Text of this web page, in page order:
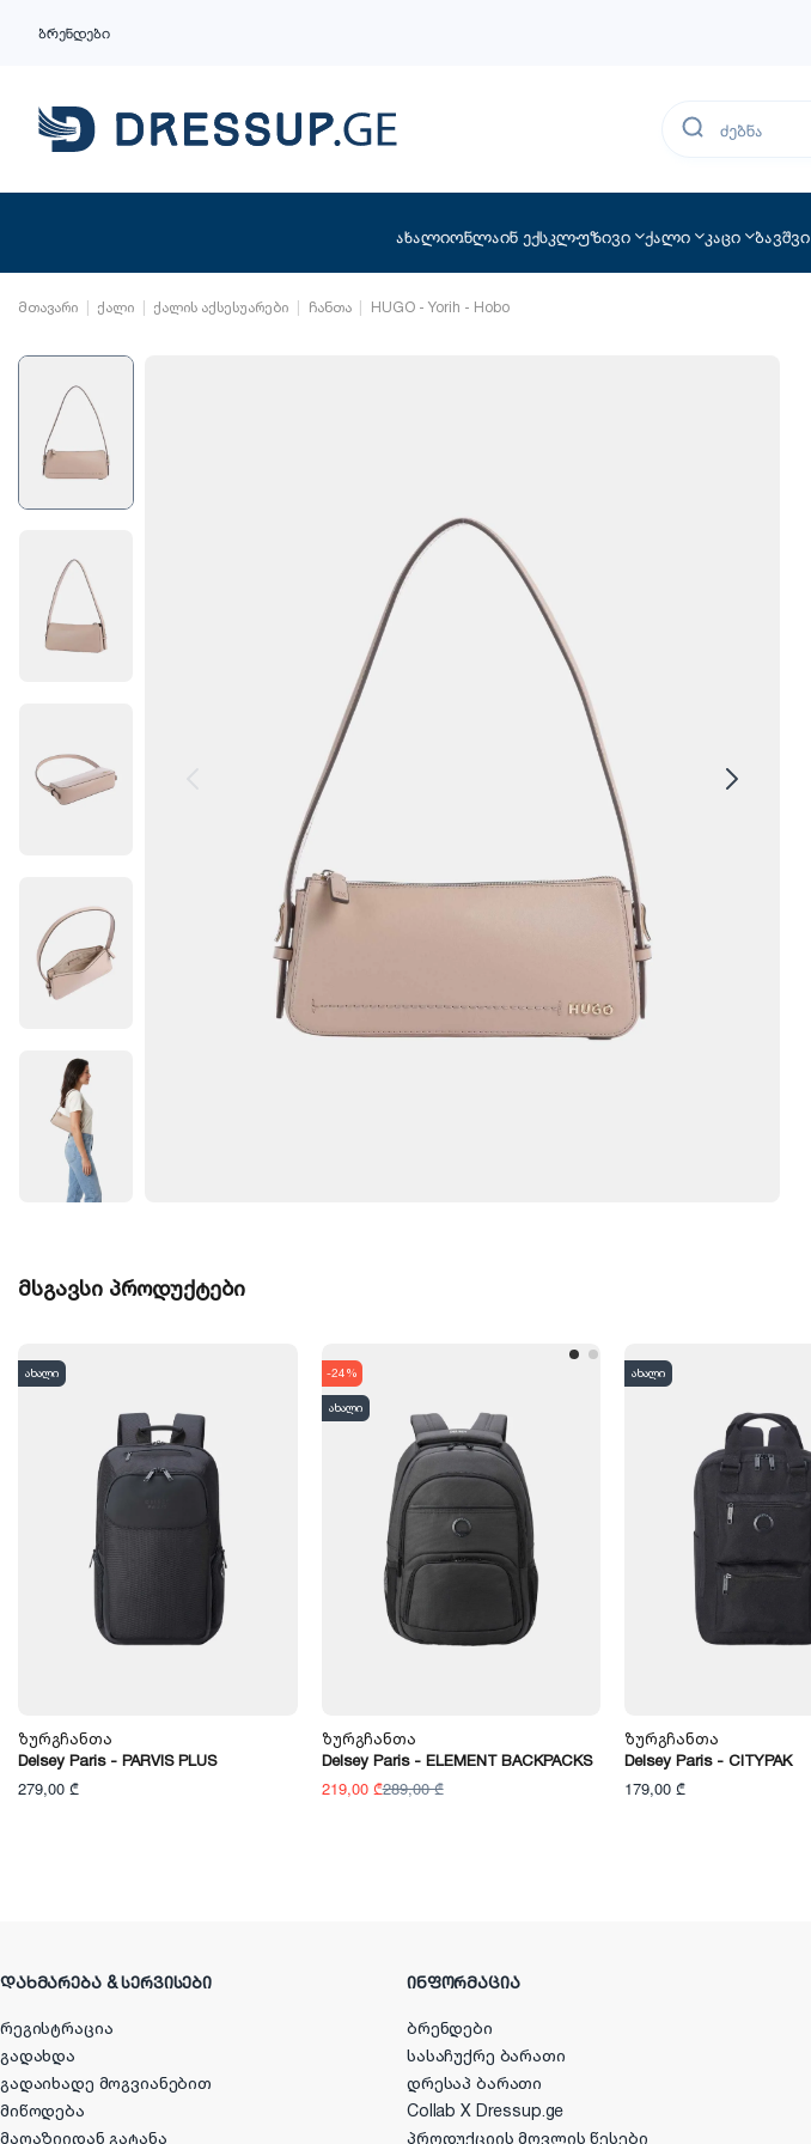
ბრენდები
ახალიონლაინ ექსკლუზივი ქალი კაცი ბავშვი
მთავარი ქალი ქალის აქსესუარები ჩანთა HUGO - Yorih - Hobo
მსგავსი პროდუქტები
ახალი
Ზურგჩანთა
Delsey Paris - PARVIS PLUS
279,00 ₾
-24%
ახალი
Ზურგჩანთა
Delsey Paris - ELEMENT BACKPACKS
219,00 ₾289,00 ₾
ახალი
Ზურგჩანთა
Delsey Paris - CITYPAK
179,00 ₾
ᲓᲐᲮᲛᲐᲠᲔᲑᲐ & ᲡᲔᲠᲕᲘᲡᲔᲑᲘ
რეგისტრაცია
გადახდა
გადაიხადე მოგვიანებით
მიწოდება
ᲘᲜᲤᲝᲠᲛᲐᲪᲘᲐ
ბრენდები
სასაჩუქრე ბარათი
დრესაპ ბარათი
Collab X Dressup.ge